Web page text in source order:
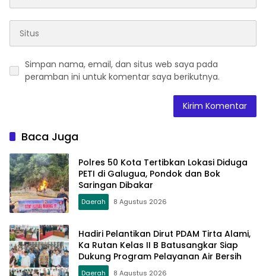
Simpan nama, email, dan situs web saya pada
peramban ini untuk komentar saya berikutnya.
Baca Juga
Polres 50 Kota Tertibkan Lokasi Diduga
PETI di Galugua, Pondok dan Bok
Saringan Dibakar
Daerah 8 Agustus 2026
Hadiri Pelantikan Dirut PDAM Tirta Alami,
Ka Rutan Kelas II B Batusangkar Siap
Dukung Program Pelayanan Air Bersih
Daerah 8 Agustus 2026